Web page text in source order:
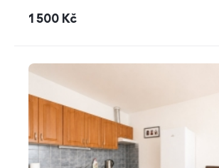
cena
1 500 Kč